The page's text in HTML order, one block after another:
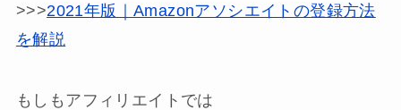
>>>2021年版｜Amazonアソシエイトの登録方法
を解説
もしもアフィリエイトでは